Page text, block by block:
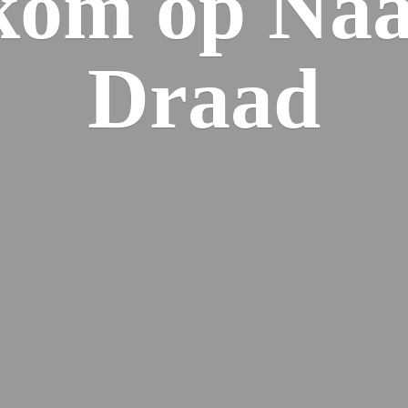
Draad